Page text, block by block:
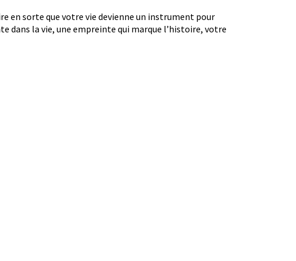
en sorte que votre vie devienne un instrument pour
dans la vie, une empreinte qui marque l’histoire, votre